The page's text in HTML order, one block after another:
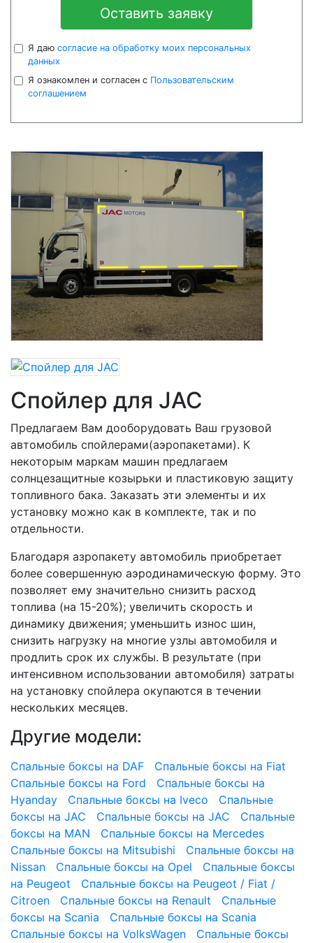
Оставить заявку
Я даю согласие на обработку моих персональных
данных
Я ознакомлен и согласен с Пользовательским
соглашением
Спойлер для JAC
Предлагаем Вам дооборудовать Ваш грузовой
автомобиль спойлерами(аэропакетами). К
некоторым маркам машин предлагаем
солнцезащитные козырьки и пластиковую защиту
топливного бака. Заказать эти элементы и их
установку можно как в комплекте, так и по
отдельности.
Благодаря азропакету автомобиль приобретает
более совершенную аэродинамическую форму. Это
позволяет ему значительно снизить расход
топлива (на 15-20%); увеличить скорость и
динамику движения; уменьшить износ шин,
снизить нагрузку на многие узлы автомобиля и
продлить срок их службы. В результате (при
интенсивном использовании автомобиля) затраты
на установку спойлера окупаются в течении
нескольких месяцев.
Другие модели:
Спальные боксы на DAF
Спальные боксы на Fiat
Спальные боксы на Ford
Спальные боксы на
Hyanday
Спальные боксы на Iveco
Спальные
боксы на JAC
Спальные боксы на JAC
Спальные
боксы на MAN
Спальные боксы на Mercedes
Спальные боксы на Mitsubishi
Спальные боксы на
Nissan
Спальные боксы на Opel
Спальные боксы
на Peugeot
Спальные боксы на Peugeot / Fiat /
Citroen
Спальные боксы на Renault
Спальные
боксы на Scania
Спальные боксы на Scania
Спальные боксы на VolksWagen
Спальные боксы